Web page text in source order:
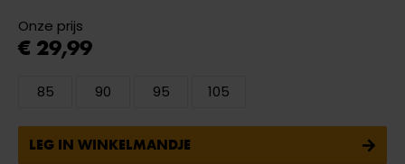
Onze prijs
€ 29,99
85 90 95 105
LEG IN WINKELMANDJE